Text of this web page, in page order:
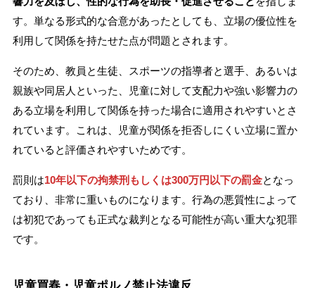
す。単なる形式的な合意があったとしても、立場の優位性を
利用して関係を持たせた点が問題とされます。
そのため、教員と生徒、スポーツの指導者と選手、あるいは
親族や同居人といった、児童に対して支配力や強い影響力の
ある立場を利用して関係を持った場合に適用されやすいとさ
れています。これは、児童が関係を拒否しにくい立場に置か
れていると評価されやすいためです。
罰則は10年以下の拘禁刑もしくは300万円以下の罰金となっ
ており、非常に重いものになります。行為の悪質性によって
は初犯であっても正式な裁判となる可能性が高い重大な犯罪
です。
児童買春・児童ポルノ禁止法違反